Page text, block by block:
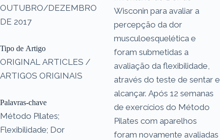
OUTUBRO/DEZEMBRO
DE 2017
Tipo de Artigo
ORIGINAL ARTICLES /
ARTIGOS ORIGINAIS
Palavras-chave
Método Pilates;
Flexibilidade; Dor
Wisconin para avaliar a
percepção da dor
musculoesquelética e
foram submetidas a
avaliação da flexibilidade,
através do teste de sentar e
alcançar. Após 12 semanas
de exercícios do Método
Pilates com aparelhos
foram novamente avaliadas